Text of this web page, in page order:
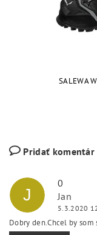
SALEWA
Pridať komentár
J
0
Jan
5.3.2020
Dobry den.Chcel by